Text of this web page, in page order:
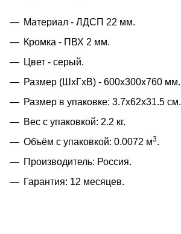
Материал - ЛДСП 22 мм.
Кромка - ПВХ 2 мм.
Цвет - серый.
Размер (ШхГхВ) - 600х300х760 мм.
Размер в упаковке: 3.7x62x31.5 см.
Вес с упаковкой: 2.2 кг.
Объём с упаковкой: 0.0072 м3.
Производитель: Россия.
Гарантия: 12 месяцев.